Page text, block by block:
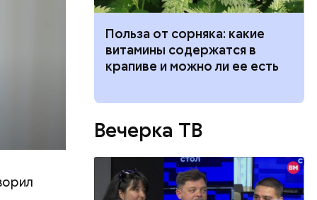
глаз
Польза от сорняка: какие
витамины содержатся в
крапиве и можно ли ее есть
Вечерка ТВ